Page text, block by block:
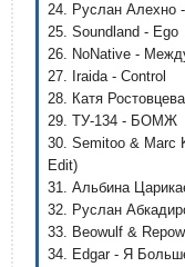
24. Руслан Алехно
25. Soundland - Ego
26. NoNative -
27. Iraida - Control
28. Катя
29. ТУ-134 - БОМЖ
30. Semitoo & Marc
Edit)
31. Альбина
32. Руслан
33. Beowulf &
34. Edgar - Я